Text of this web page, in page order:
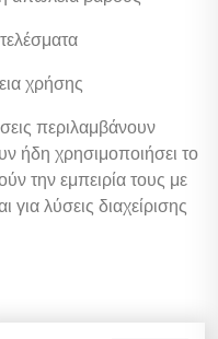
χρήσης
περιλαμβάνουν
ήδη χρησιμοποιήσει το
την εμπειρία τους με
λύσεις διαχείρισης